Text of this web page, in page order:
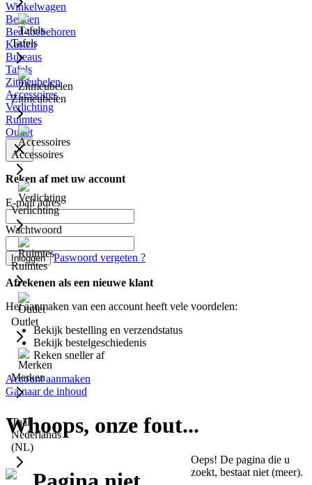
Winkelwagen
Tafels
Zitmeubelen
Accessoires
Verlichting
Ruimtes
Outlet
Merken
Taal:
Nederlands
(NL)
Bedden
Bed-toebehoren
Kasten
Bureaus
Tafels
Zitmeubelen
Accessoires
Verlichting
Ruimtes
Outlet
Reken af met uw account
E-mail adres
Wachtwoord
Inloggen Paswoord vergeten ?
Afrekenen als een nieuwe klant
Het aanmaken van een account heeft vele voordelen:
Bekijk bestelling en verzendstatus
Bekijk bestelgeschiedenis
Reken sneller af
Account aanmaken
Ga naar de inhoud
Whoops, onze fout...
Oeps! De pagina die u
zoekt, bestaat niet (meer).